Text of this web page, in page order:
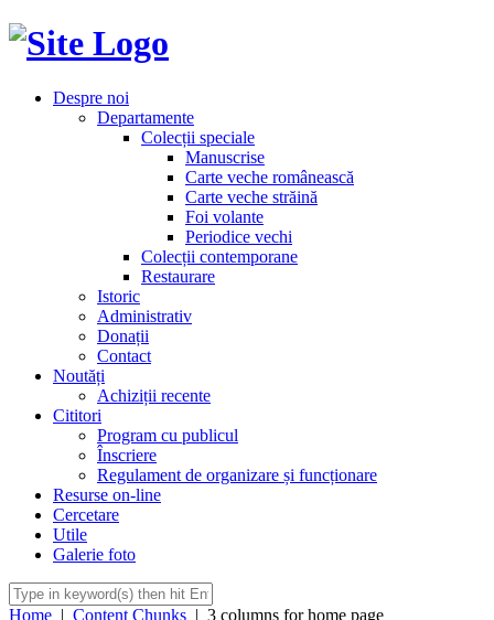
Despre noi
Departamente
Colecții speciale
Manuscrise
Carte veche românească
Carte veche străină
Foi volante
Periodice vechi
Colecții contemporane
Restaurare
Istoric
Administrativ
Donații
Contact
Noutăți
Achiziții recente
Cititori
Program cu publicul
Înscriere
Regulament de organizare și funcționare
Resurse on-line
Cercetare
Utile
Galerie foto
Home | Content Chunks | 3 columns for home page